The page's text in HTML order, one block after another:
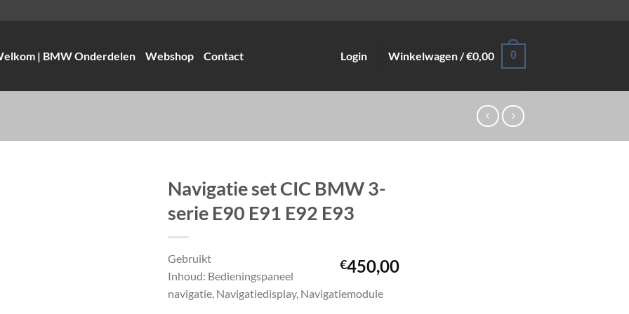
| BMW Onderdelen
Webshop Contact Login Winkelwagen /€0,00 0
Navigatie set CIC BMW 3-
serie E90 E91 E92 E93
€450,00
Gebruikt
Inhoud: Bedieningspaneel
navigatie, Navigatiedisplay, Navigatiemodule